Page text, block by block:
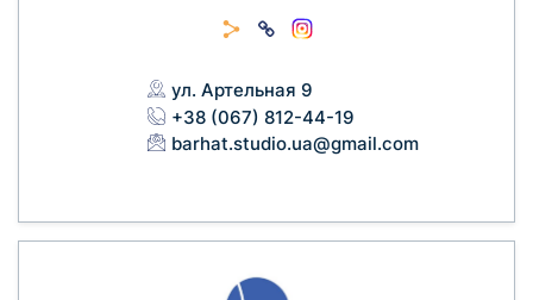
ул. Артельная 9
+38 (067) 812-44-19
barhat.studio.ua@gmail.com